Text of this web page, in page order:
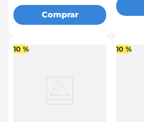
Comprar
10 % 10 %